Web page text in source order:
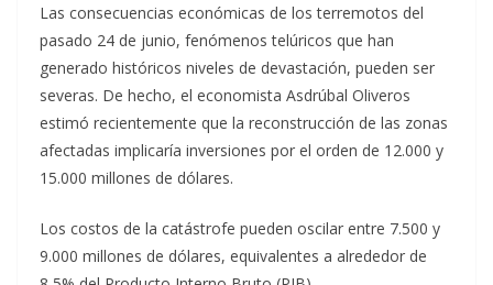
Las consecuencias económicas de los terremotos del
pasado 24 de junio, fenómenos telúricos que han
generado históricos niveles de devastación, pueden ser
severas. De hecho, el economista Asdrúbal Oliveros
estimó recientemente que la reconstrucción de las zonas
afectadas implicaría inversiones por el orden de 12.000 y
15.000 millones de dólares.
Los costos de la catástrofe pueden oscilar entre 7.500 y
9.000 millones de dólares, equivalentes a alrededor de